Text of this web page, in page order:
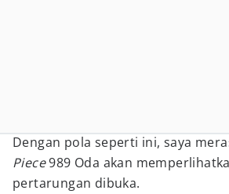
Dengan pola seperti ini, saya
Piece989 Oda akan
pertarungan dibuka.